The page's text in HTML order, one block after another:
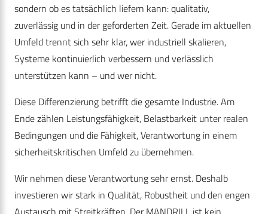
sondern ob es tatsächlich liefern kann: qualitativ,
zuverlässig und in der geforderten Zeit. Gerade im aktuellen
Umfeld trennt sich sehr klar, wer industriell skalieren,
Systeme kontinuierlich verbessern und verlässlich
unterstützen kann – und wer nicht.
Diese Differenzierung betrifft die gesamte Industrie. Am
Ende zählen Leistungsfähigkeit, Belastbarkeit unter realen
Bedingungen und die Fähigkeit, Verantwortung in einem
sicherheitskritischen Umfeld zu übernehmen.
Wir nehmen diese Verantwortung sehr ernst. Deshalb
investieren wir stark in Qualität, Robustheit und den engen